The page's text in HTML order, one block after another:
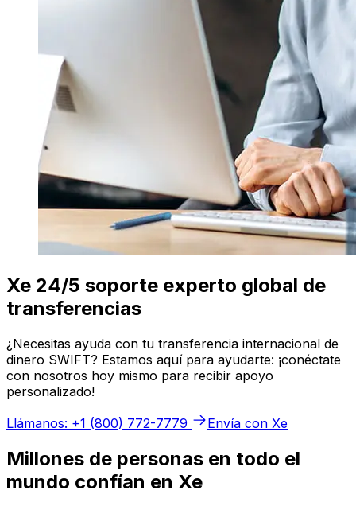
Xe 24/5 soporte experto global de
transferencias
¿Necesitas ayuda con tu transferencia internacional de
dinero SWIFT? Estamos aquí para ayudarte: ¡conéctate
con nosotros hoy mismo para recibir apoyo
personalizado!
Llámanos: +1 (800) 772-7779
Envía con Xe
Millones de personas en todo el
mundo confían en Xe